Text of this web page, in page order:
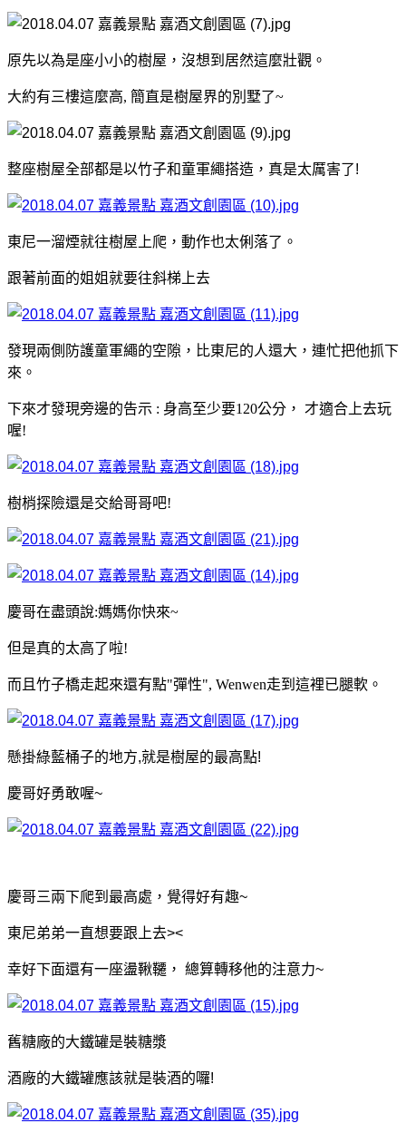
原先以為是座小小的樹屋，沒想到居然這麼壯觀。
大約有三樓這麼高, 簡直是樹屋界的別墅了~
整座樹屋全部都是以竹子和童軍繩搭造，真是太厲害了!
東尼一溜煙就往樹屋上爬， 動作也太俐落了。
跟著前面的姐姐就要往斜梯上去
發現兩側防護童軍繩的空隙，比東尼的人還大，連忙把他抓下
來。
下來才發現旁邊的告示 : 身高至少要120公分， 才適合上去玩
喔!
樹梢探險還是交給哥哥吧!
慶哥在盡頭說:媽媽你快來~
但是真的太高了啦!
而且竹子橋走起來還有點"彈性", Wenwen走到這裡已腿軟。
懸掛綠藍桶子的地方,就是樹屋的最高點!
慶哥好勇敢喔~
慶哥三兩下爬到最高處，覺得好有趣~
東尼弟弟一直想要跟上去><
幸好下面還有一座盪鞦韆， 總算轉移他的注意力~
舊糖廠的大鐵罐是裝糖漿
酒廠的大鐵罐應該就是裝酒的囉!